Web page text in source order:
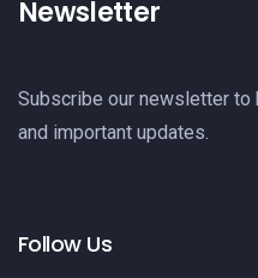
Newsletter
Subscribe our newsletter to
and important updates.
Follow Us